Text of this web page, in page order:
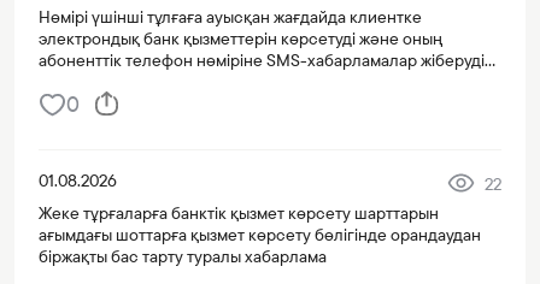
Нөмірі үшінші тұлғаға ауысқан жағдайда клиентке
электрондық банк қызметтерін көрсетуді және оның
абоненттік телефон нөміріне SMS-хабарламалар жіберуді
0
01.08.2026
22
Жеке тұрғаларға банктік қызмет көрсету шарттарын
ағымдағы шоттарға қызмет көрсету бөлігінде орандаудан
біржақты бас тарту туралы хабарлама